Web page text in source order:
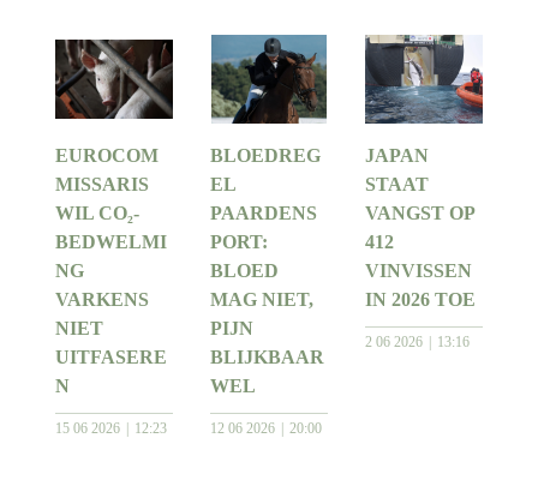
EUROCOM
MISSARIS
WIL CO₂-
BEDWELMI
NG
VARKENS
NIET
UITFASERE
N
15 06 2026 12:23
BLOEDREG
EL
PAARDENS
PORT:
BLOED
MAG NIET,
PIJN
BLIJKBAAR
WEL
12 06 2026 20:00
JAPAN
STAAT
VANGST OP
412
VINVISSEN
IN 2026 TOE
2 06 2026 13:16